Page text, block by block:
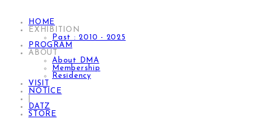
HOME
EXHIBITION
Past : 2010 - 2025
PROGRAM
ABOUT
About DMA
Membership
Residency
VISIT
NOTICE
DATZ
STORE